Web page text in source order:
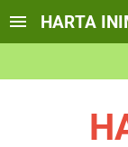
HARTA